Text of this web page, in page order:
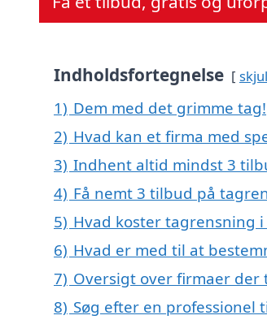
Indholdsfortegnelse skjul
1) Dem med det grimme tag!
2) Hvad kan et firma med
3) Indhent altid mindst 3
4) Få nemt 3 tilbud på
5) Hvad koster tagrensning i
6) Hvad er med til at
7) Oversigt over firmaer der
8) Søg efter en